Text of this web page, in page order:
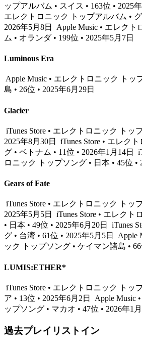
ップアルバム • スイス • 163位 • 2025
エレクトロニック トップアルバム •
2026年5月8日
Apple Music • エレク
ム • オランダ • 199位 • 2025年5月7日
Luminous Era
Apple Music • エレクトロニック トッ
島 • 26位 • 2025年6月29日
Glacier
iTunes Store • エレクトロニック トッ
2025年8月30日
iTunes Store • エレク
グ • ベトナム • 11位 • 2026年1月14日
ロニック トップソング • 日本 • 45位 •
Gears of Fate
iTunes Store • エレクトロニック トッ
2025年5月5日
iTunes Store • エレク
• 日本 • 49位 • 2025年6月20日
iTunes
グ • 台湾 • 61位 • 2025年5月5日
Apple
ック トップソング • ケイマン諸島 • 66
LUMIS:ETHER*
iTunes Store • エレクトロニック トッ
ア • 13位 • 2025年6月2日
Apple Music
ップソング • マカオ • 47位 • 2026年1
過去プレイリストイン